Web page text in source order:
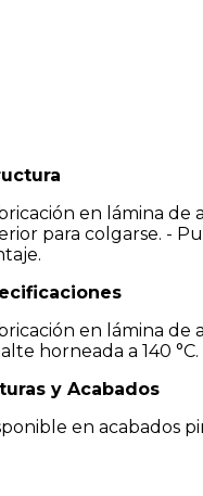
en lámina de
para colgarse. -
en lámina
horneada a 140 °C.
y Acabados
en acabados